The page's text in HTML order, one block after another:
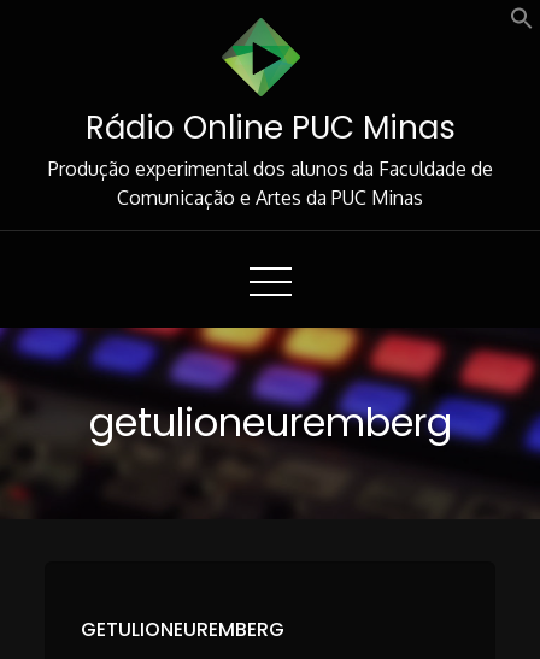
Rádio Online PUC Minas
Produção experimental dos alunos da Faculdade de
Comunicação e Artes da PUC Minas
getulioneuremberg
GETULIONEUREMBERG